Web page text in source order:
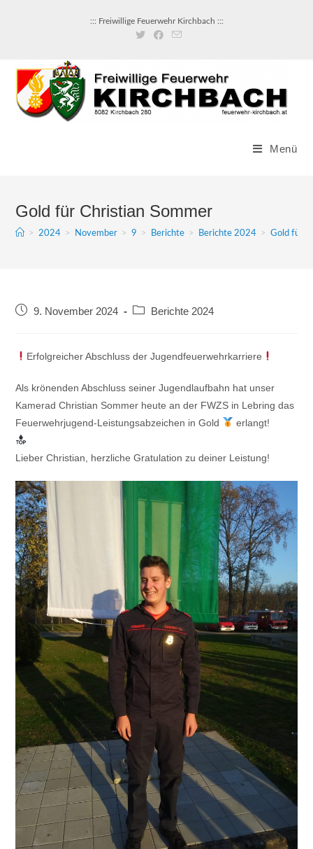
::: Freiwillige Feuerwehr Kirchbach :::
Menü
Gold für Christian Sommer
> 2024 > November > 9 > Berichte > Berichte 2024 > Gold für
Beitrag9. November 2024
Beitrags-Berichte 2024
Erfolgreicher Abschluss der Jugendfeuerwehrkarriere
Als krönenden Abschluss seiner Jugendlaufbahn hat unser
Kamerad Christian Sommer heute an der FWZS in Lebring das
Feuerwehrjugend-Leistungsabzeichen in Gold
erlangt!
Lieber Christian, herzliche Gratulation zu deiner Leistung!